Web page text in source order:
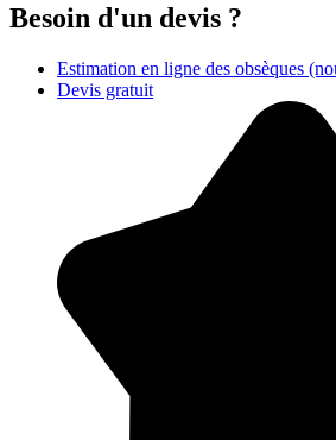
Besoin d'un devis ?
Estimation en ligne des obsèques
Devis gratuit